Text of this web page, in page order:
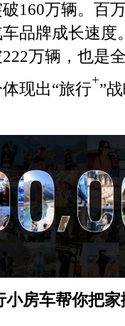
160万辆。百
品牌成长速度
万辆，也是
现出“旅行+”
小房车帮你把